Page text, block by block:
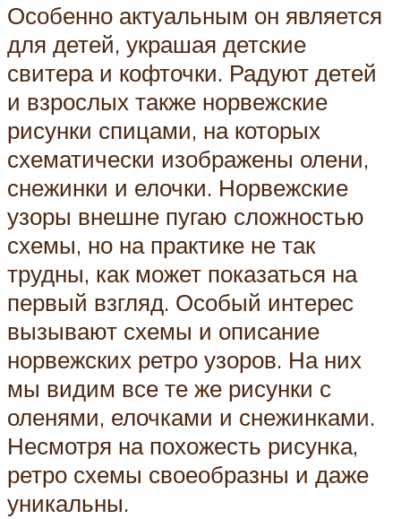
Особенно актуальным он является
для детей, украшая детские
свитера и кофточки. Радуют детей
и взрослых также норвежские
рисунки спицами, на которых
схематически изображены олени,
снежинки и елочки. Норвежские
узоры внешне пугаю сложностью
схемы, но на практике не так
трудны, как может показаться на
первый взгляд. Особый интерес
вызывают схемы и описание
норвежских ретро узоров. На них
мы видим все те же рисунки с
оленями, елочками и снежинками.
Несмотря на похожесть рисунка,
ретро схемы своеобразны и даже
уникальны.